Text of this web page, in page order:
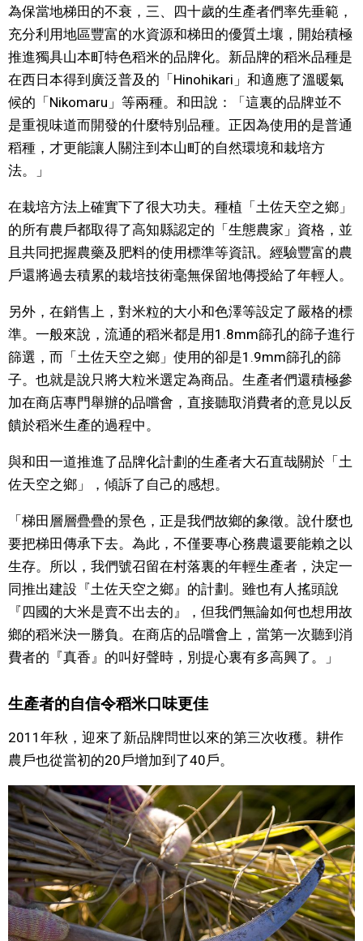
為保當地梯田的不衰，三、四十歲的生產者們率先垂範，
充分利用地區豐富的水資源和梯田的優質土壤，開始積極
推進獨具山本町特色稻米的品牌化。新品牌的稻米品種是
在西日本得到廣泛普及的「Hinohikari」和適應了溫暖氣
候的「Nikomaru」等兩種。和田說：「這裏的品牌並不
是重視味道而開發的什麼特別品種。正因為使用的是普通
稻種，才更能讓人關注到本山町的自然環境和栽培方
法。」
在栽培方法上確實下了很大功夫。種植「土佐天空之鄉」
的所有農戶都取得了高知縣認定的「生態農家」資格，並
且共同把握農藥及肥料的使用標準等資訊。經驗豐富的農
戶還將過去積累的栽培技術毫無保留地傳授給了年輕人。
另外，在銷售上，對米粒的大小和色澤等設定了嚴格的標
準。一般來說，流通的稻米都是用1.8mm篩孔的篩子進行
篩選，而「土佐天空之鄉」使用的卻是1.9mm篩孔的篩
子。也就是說只將大粒米選定為商品。生產者們還積極參
加在商店專門舉辦的品嚐會，直接聽取消費者的意見以反
饋於稻米生產的過程中。
與和田一道推進了品牌化計劃的生產者大石直哉關於「土
佐天空之鄉」，傾訴了自己的感想。
「梯田層層疊疊的景色，正是我們故鄉的象徵。說什麼也
要把梯田傳承下去。為此，不僅要專心務農還要能賴之以
生存。所以，我們號召留在村落裏的年輕生產者，決定一
同推出建設『土佐天空之鄉』的計劃。雖也有人搖頭說
『四國的大米是賣不出去的』，但我們無論如何也想用故
鄉的稻米決一勝負。在商店的品嚐會上，當第一次聽到消
費者的『真香』的叫好聲時，別提心裏有多高興了。」
生產者的自信令稻米口味更佳
2011年秋，迎來了新品牌問世以來的第三次收穫。耕作
農戶也從當初的20戶增加到了40戶。